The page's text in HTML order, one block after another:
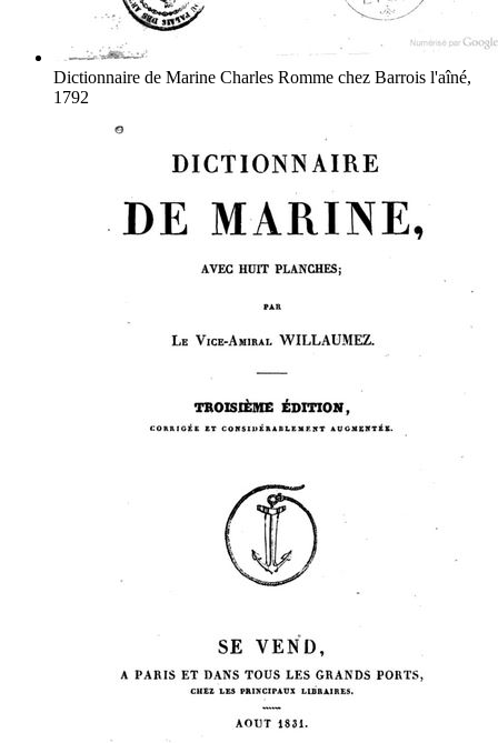
Dictionnaire de Marine Charles Romme chez Barrois l'aîné,
1792